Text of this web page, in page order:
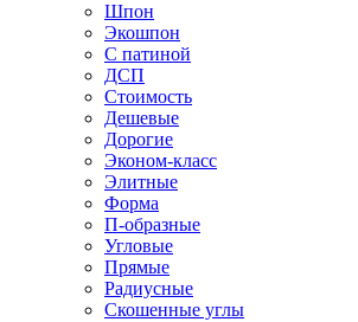
Шпон
Экошпон
С патиной
ДСП
Стоимость
Дешевые
Дорогие
Эконом-класс
Элитные
Форма
П-образные
Угловые
Прямые
Радиусные
Скошенные углы